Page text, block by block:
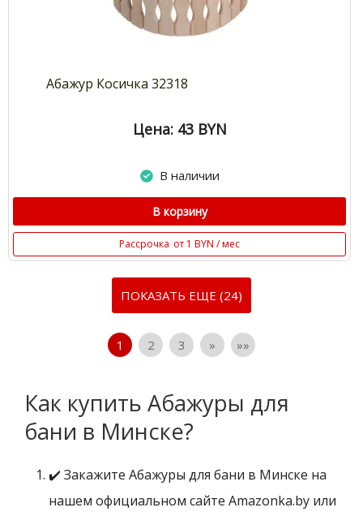
Абажур Косичка 32318
Цена: 43 BYN
В наличии
В корзину
Рассрочка от 1 BYN / мес
ПОКАЗАТЬ ЕЩЕ (24)
1 2 3 » »»
Как купить Абажуры для
бани в Минске?
✔️ Закажите Абажуры для бани в Минске на
нашем официальном сайте Amazonka.by или